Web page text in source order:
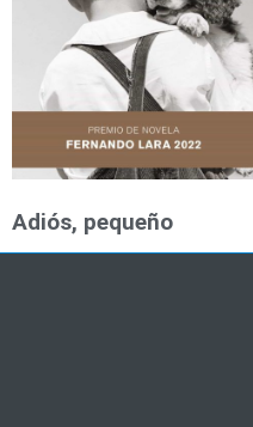
Adiós, pequeño